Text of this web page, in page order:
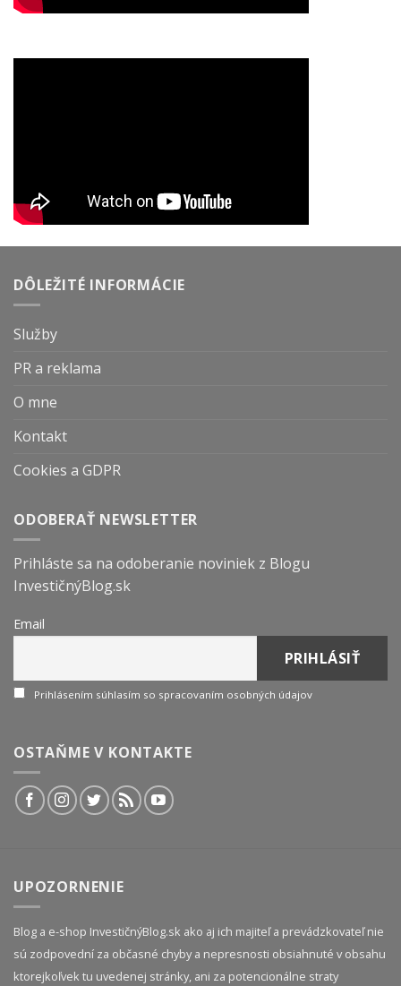
DÔLEŽITÉ INFORMÁCIE
Služby
PR a reklama
O mne
Kontakt
Cookies a GDPR
ODOBERAŤ NEWSLETTER
Prihláste sa na odoberanie noviniek z Blogu
InvestičnýBlog.sk
Email
Prihlásením súhlasím so spracovaním osobných údajov
OSTAŇME V KONTAKTE
UPOZORNENIE
Blog a e-shop InvestičnýBlog.sk ako aj ich majiteľ a prevádzkovateľ nie
sú zodpovední za občasné chyby a nepresnosti obsiahnuté v obsahu
ktorejkoľvek tu uvedenej stránky, ani za potencionálne straty